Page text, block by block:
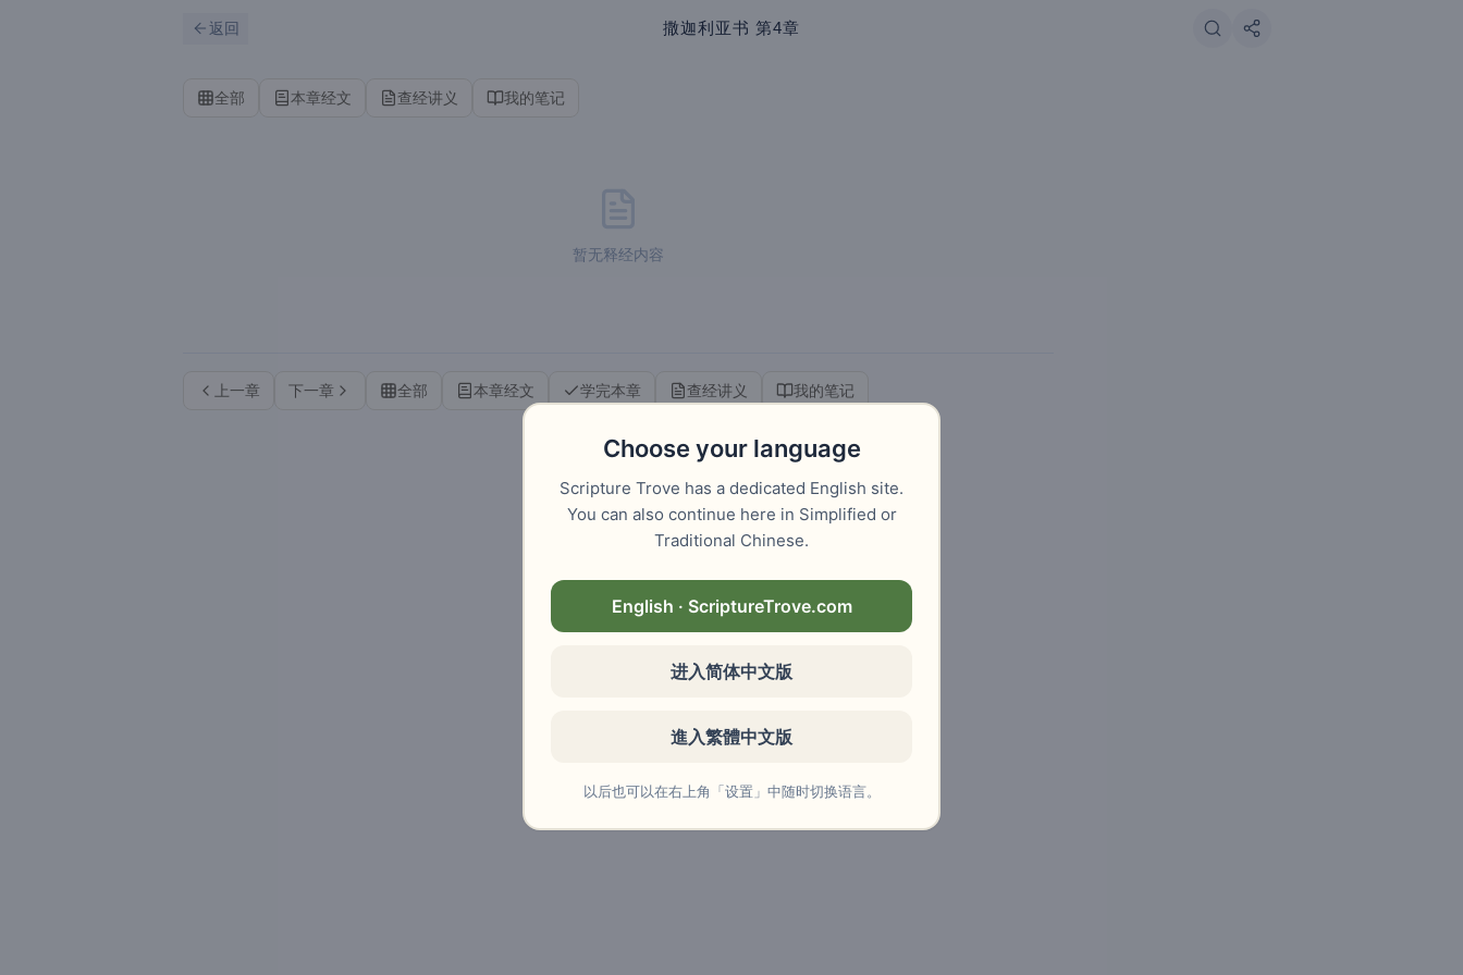
返回 撒迦利亚书 第4章
全部 本章经文 查经讲义 我的笔记
暂无释经内容
上一章 下一章 全部 本章经文 学完本章 查经讲义 我的笔记
Choose your language
Scripture Trove has a dedicated English site.
You can also continue here in Simplified or
Traditional Chinese.
English · ScriptureTrove.com
进入简体中文版
進入繁體中文版
以后也可以在右上角「设置」中随时切换语言。